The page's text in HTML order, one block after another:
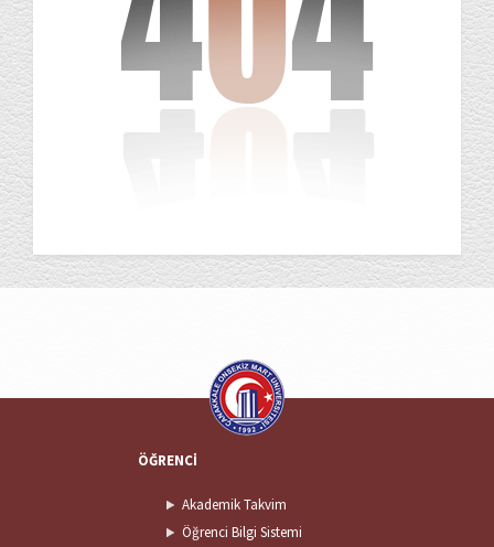
ÖĞRENCİ
Akademik Takvim
Öğrenci Bilgi Sistemi